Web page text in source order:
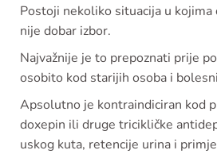
Postoji nekoliko situacija u
nije dobar izbor.
Najvažnije je to prepoznati prije
osobito kod starijih osoba i
Apsolutno je kontraindiciran kod
doxepin ili druge tricikličke
uskog kuta, retencije urina i